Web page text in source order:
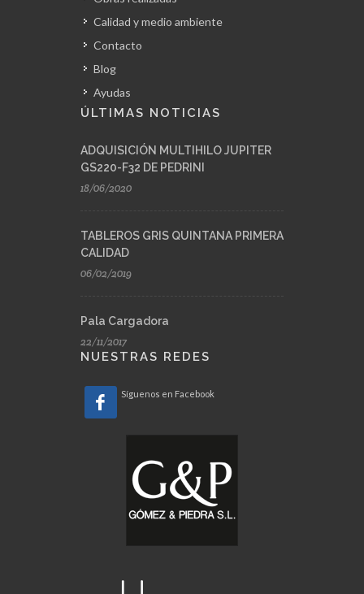
Calidad y medio ambiente
Contacto
Blog
Ayudas
ÚLTIMAS NOTICIAS
ADQUISICIÓN MULTIHILO JUPITER
GS220-F32 DE PEDRINI
18/06/2020
TABLEROS GRIS QUINTANA PRIMERA
CALIDAD
06/02/2019
Pala Cargadora
22/11/2017
NUESTRAS REDES
Síguenos en Facebook